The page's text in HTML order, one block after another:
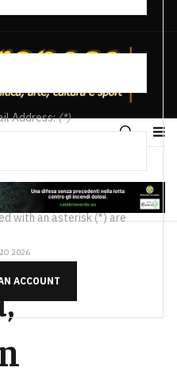
Address:(*)
with an asterisk (*) are
ACCOUNT
2026